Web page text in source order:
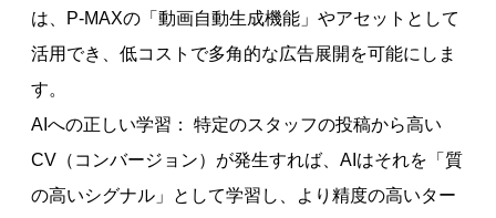
は、P-MAXの「動画自動生成機能」やアセットとして
活用でき、低コストで多角的な広告展開を可能にしま
す。
AIへの正しい学習： 特定のスタッフの投稿から高い
CV（コンバージョン）が発生すれば、AIはそれを「質
の高いシグナル」として学習し、より精度の高いター